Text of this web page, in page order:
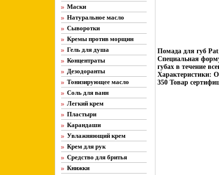
Маски
Натуральное масло
Сыворотки
Кремы против морщин
Гель для душа
Концентраты
Дезодоранты
Тонизирующее масло
Соль для ванн
Легкий крем
Пластыри
Карандаши
Увлажняющий крем
Крем для рук
Средство для бритья
Книжки
Помада для губ
Специальная
губах в течение
Характеристики:
350 Товар